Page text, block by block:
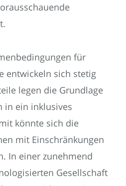
für
entwickeln sich stetig
legen die Grundlage
in ein inklusives
könnte sich die
mit Einschränkungen
In einer zunehmend
Gesellschaft